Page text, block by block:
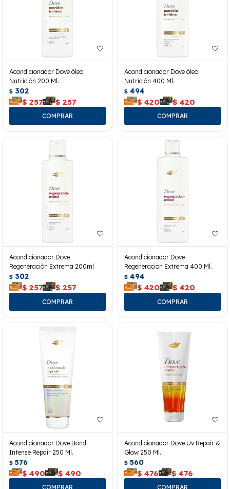
Acondicionador Dove óleo
Nutrición 200 Ml.
$ 302
$ 257 $ 257
Acondicionador Dove óleo
Nutrición 400 Ml.
$ 494
$ 420 $ 420
Acondicionador Dove
Regeneración Extrema 200ml
$ 302
$ 257 $ 257
Acondicionador Dove
Regeneracion Extrema 400 Ml.
$ 494
$ 420 $ 420
Acondicionador Dove Bond
Intense Repair 250 Ml.
$ 576
$ 490 $ 490
Acondicionador Dove Uv Repair &
Glow 250 Ml.
$ 560
$ 476 $ 476